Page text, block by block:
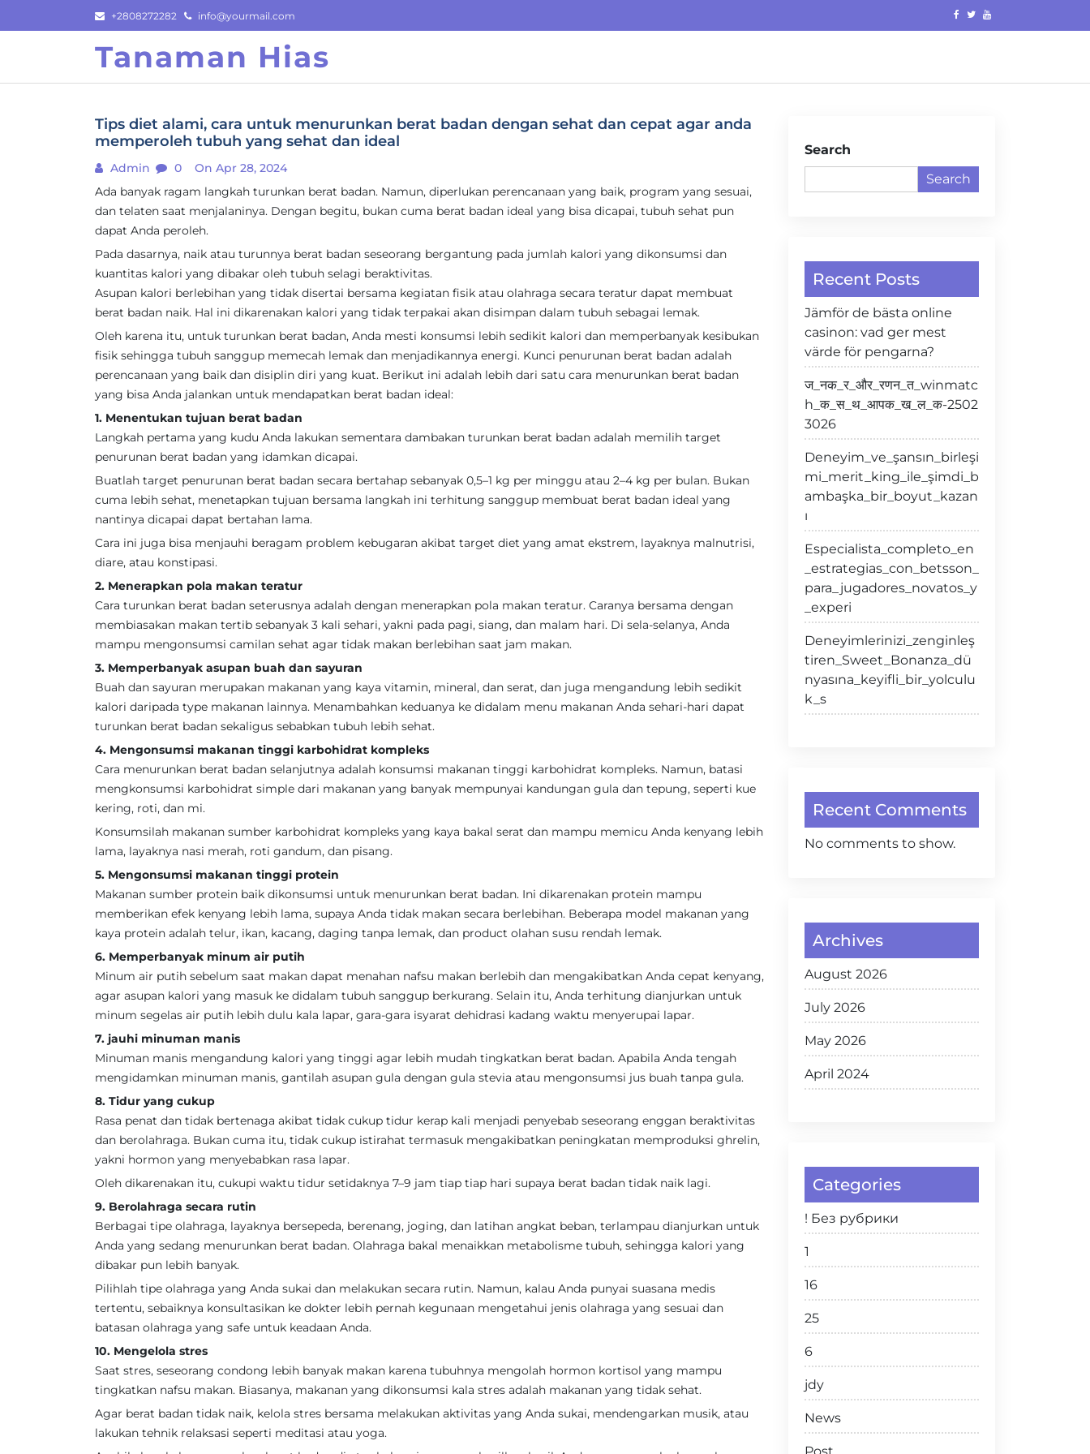
to
+2808272282 info@yourmail.com
Tanaman Hias
Tips diet alami, cara untuk menurunkan berat badan dengan sehat dan cepat agar anda
memperoleh tubuh yang sehat dan ideal
Admin 0
On Apr 28, 2024
Ada banyak ragam langkah turunkan berat badan. Namun, diperlukan perencanaan yang baik, program yang sesuai,
dan telaten saat menjalaninya. Dengan begitu, bukan cuma berat badan ideal yang bisa dicapai, tubuh sehat pun
dapat Anda peroleh.
Pada dasarnya, naik atau turunnya berat badan seseorang bergantung pada jumlah kalori yang dikonsumsi dan
kuantitas kalori yang dibakar oleh tubuh selagi beraktivitas.
Asupan kalori berlebihan yang tidak disertai bersama kegiatan fisik atau olahraga secara teratur dapat membuat
berat badan naik. Hal ini dikarenakan kalori yang tidak terpakai akan disimpan dalam tubuh sebagai lemak.
Oleh karena itu, untuk turunkan berat badan, Anda mesti konsumsi lebih sedikit kalori dan memperbanyak kesibukan
fisik sehingga tubuh sanggup memecah lemak dan menjadikannya energi. Kunci penurunan berat badan adalah
perencanaan yang baik dan disiplin diri yang kuat. Berikut ini adalah lebih dari satu cara menurunkan berat badan
yang bisa Anda jalankan untuk mendapatkan berat badan ideal:
1. Menentukan tujuan berat badan
Langkah pertama yang kudu Anda lakukan sementara dambakan turunkan berat badan adalah memilih target
penurunan berat badan yang idamkan dicapai.
Buatlah target penurunan berat badan secara bertahap sebanyak 0,5–1 kg per minggu atau 2–4 kg per bulan. Bukan
cuma lebih sehat, menetapkan tujuan bersama langkah ini terhitung sanggup membuat berat badan ideal yang
nantinya dicapai dapat bertahan lama.
Cara ini juga bisa menjauhi beragam problem kebugaran akibat target diet yang amat ekstrem, layaknya malnutrisi,
diare, atau konstipasi.
2. Menerapkan pola makan teratur
Cara turunkan berat badan seterusnya adalah dengan menerapkan pola makan teratur. Caranya bersama dengan
membiasakan makan tertib sebanyak 3 kali sehari, yakni pada pagi, siang, dan malam hari. Di sela-selanya, Anda
mampu mengonsumsi camilan sehat agar tidak makan berlebihan saat jam makan.
3. Memperbanyak asupan buah dan sayuran
Buah dan sayuran merupakan makanan yang kaya vitamin, mineral, dan serat, dan juga mengandung lebih sedikit
kalori daripada type makanan lainnya. Menambahkan keduanya ke didalam menu makanan Anda sehari-hari dapat
turunkan berat badan sekaligus sebabkan tubuh lebih sehat.
4. Mengonsumsi makanan tinggi karbohidrat kompleks
Cara menurunkan berat badan selanjutnya adalah konsumsi makanan tinggi karbohidrat kompleks. Namun, batasi
mengkonsumsi karbohidrat simple dari makanan yang banyak mempunyai kandungan gula dan tepung, seperti kue
kering, roti, dan mi.
Konsumsilah makanan sumber karbohidrat kompleks yang kaya bakal serat dan mampu memicu Anda kenyang lebih
lama, layaknya nasi merah, roti gandum, dan pisang.
5. Mengonsumsi makanan tinggi protein
Makanan sumber protein baik dikonsumsi untuk menurunkan berat badan. Ini dikarenakan protein mampu
memberikan efek kenyang lebih lama, supaya Anda tidak makan secara berlebihan. Beberapa model makanan yang
kaya protein adalah telur, ikan, kacang, daging tanpa lemak, dan product olahan susu rendah lemak.
6. Memperbanyak minum air putih
Minum air putih sebelum saat makan dapat menahan nafsu makan berlebih dan mengakibatkan Anda cepat kenyang,
agar asupan kalori yang masuk ke didalam tubuh sanggup berkurang. Selain itu, Anda terhitung dianjurkan untuk
minum segelas air putih lebih dulu kala lapar, gara-gara isyarat dehidrasi kadang waktu menyerupai lapar.
7. jauhi minuman manis
Minuman manis mengandung kalori yang tinggi agar lebih mudah tingkatkan berat badan. Apabila Anda tengah
mengidamkan minuman manis, gantilah asupan gula dengan gula stevia atau mengonsumsi jus buah tanpa gula.
8. Tidur yang cukup
Rasa penat dan tidak bertenaga akibat tidak cukup tidur kerap kali menjadi penyebab seseorang enggan beraktivitas
dan berolahraga. Bukan cuma itu, tidak cukup istirahat termasuk mengakibatkan peningkatan memproduksi ghrelin,
yakni hormon yang menyebabkan rasa lapar.
Oleh dikarenakan itu, cukupi waktu tidur setidaknya 7–9 jam tiap tiap hari supaya berat badan tidak naik lagi.
9. Berolahraga secara rutin
Berbagai tipe olahraga, layaknya bersepeda, berenang, joging, dan latihan angkat beban, terlampau dianjurkan untuk
Anda yang sedang menurunkan berat badan. Olahraga bakal menaikkan metabolisme tubuh, sehingga kalori yang
dibakar pun lebih banyak.
Pilihlah tipe olahraga yang Anda sukai dan melakukan secara rutin. Namun, kalau Anda punyai suasana medis
tertentu, sebaiknya konsultasikan ke dokter lebih pernah kegunaan mengetahui jenis olahraga yang sesuai dan
batasan olahraga yang safe untuk keadaan Anda.
10. Mengelola stres
Saat stres, seseorang condong lebih banyak makan karena tubuhnya mengolah hormon kortisol yang mampu
tingkatkan nafsu makan. Biasanya, makanan yang dikonsumsi kala stres adalah makanan yang tidak sehat.
Agar berat badan tidak naik, kelola stres bersama melakukan aktivitas yang Anda sukai, mendengarkan musik, atau
lakukan tehnik relaksasi seperti meditasi atau yoga.
Search
Search
Recent Posts
Jämför de bästa online
casinon: vad ger mest
värde för pengarna?
ज_नक_र_और_रणन_त_winmatc
h_क_स_थ_आपक_ख_ल_क-2502
3026
Deneyim_ve_şansın_birleşi
mi_merit_king_ile_şimdi_b
ambaşka_bir_boyut_kazan
ı
Especialista_completo_en
_estrategias_con_betsson_
para_jugadores_novatos_y
_experi
Deneyimlerinizi_zenginleş
tiren_Sweet_Bonanza_dü
nyasına_keyifli_bir_yolculu
k_s
Recent Comments
No comments to show.
Archives
August 2026
July 2026
May 2026
April 2024
Categories
! Без рубрики
1
16
25
6
jdy
News